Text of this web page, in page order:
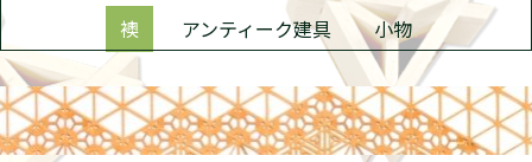
襖
アンティーク建具 小物